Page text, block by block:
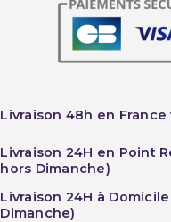
Livraison 48h en
Livraison 24H en Point
hors Dimanche)
Livraison 24H à
Dimanche)